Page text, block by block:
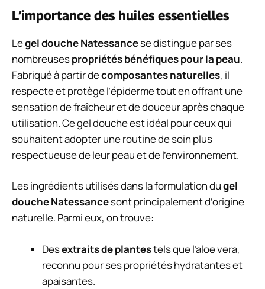
L’importance des huiles essentielles
Legel douche Natessancese distingue par ses
nombreusespropriétés bénéfiques pour la peau.
Fabriqué à partir decomposantes naturelles, il
respecte et protège l’épiderme tout en offrant une
sensation de fraîcheur et de douceur après chaque
utilisation. Ce gel douche est idéal pour ceux qui
souhaitent adopter une routine de soin plus
respectueuse de leur peau et de l’environnement.
Les ingrédients utilisés dans la formulation dugel
douche Natessancesont principalement d’origine
naturelle. Parmi eux, on trouve:
Desextraits de plantestels que l’aloe vera,
reconnu pour ses propriétés hydratantes et
apaisantes.